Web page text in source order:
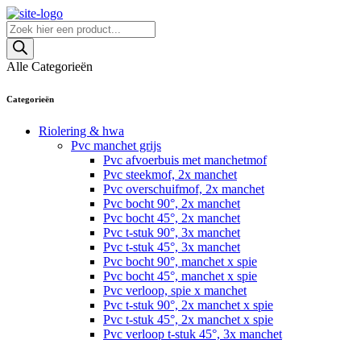
Skip
to
content
Producten
zoeken
Alle Categorieën
Categorieën
Riolering & hwa
Pvc manchet grijs
Pvc afvoerbuis met manchetmof
Pvc steekmof, 2x manchet
Pvc overschuifmof, 2x manchet
Pvc bocht 90°, 2x manchet
Pvc bocht 45°, 2x manchet
Pvc t-stuk 90°, 3x manchet
Pvc t-stuk 45°, 3x manchet
Pvc bocht 90°, manchet x spie
Pvc bocht 45°, manchet x spie
Pvc verloop, spie x manchet
Pvc t-stuk 90°, 2x manchet x spie
Pvc t-stuk 45°, 2x manchet x spie
Pvc verloop t-stuk 45°, 3x manchet